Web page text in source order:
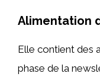
Alimentation
Elle contient des
phase de la